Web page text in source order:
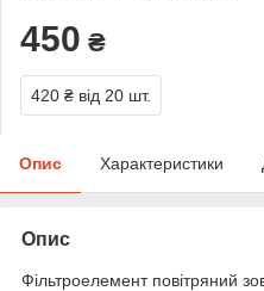
450 ₴
420 ₴ від 20 шт.
Опис Характеристики
Опис
Фільтроелемент повітряний